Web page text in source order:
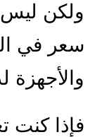
ولكن
سعر في
والأجهزة
فإذا كنت